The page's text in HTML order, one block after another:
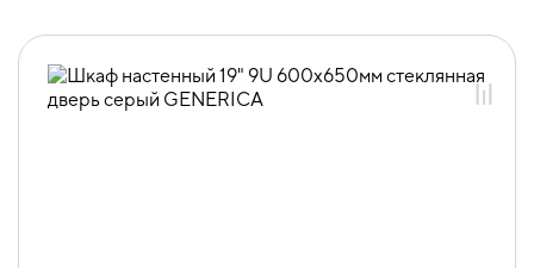
60.20.01.02.04 Шкафы 600х650мм